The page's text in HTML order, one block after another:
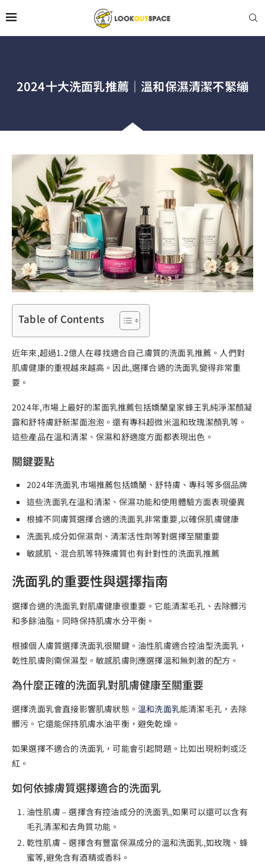
2024十大洗面乳推薦｜溫和保濕清潔不緊繃
Table of Contents
近年來,超過1.2億人在尋找適合自己膚質的洗面乳推薦 。人們對
肌膚健康的重視越來越高。因此,選擇合適的洗面乳變得非常重
要。
2024年,市場上最好的潔面乳推薦包括嬌蘭皇家蜂王乳純淨潔顏凝
露和舒特膚舒新潔面泡泡。還有專科超微米溫和玫瑰潔顏乳等。
這些產品在溫和清潔、保濕和舒適度方面都表現出色。
關鍵要點
2024年洗面乳市場推薦包括嬌蘭、舒特膚、專科等多個品牌
這些洗面乳在溫和清潔、保濕功能和使用體驗方面表現優異
根據不同膚質選擇合適的洗面乳非常重要,以確保肌膚健康
洗面乳成分如保濕劑、清潔活性劑等對選擇至關重要
敏感肌、混合肌等特殊膚質也有針對性的洗面乳推薦
洗面乳的重要性與選擇指南
選擇合適的洗面乳對肌膚健康很重要。它能清潔毛孔、去除髒污
和多餘油脂。同時保持肌膚水分平衡。
根據個人膚質選擇洗面乳很關鍵。油性肌膚適合控油型洗面乳，
乾性肌膚則需保濕型。敏感肌膚則應選擇溫和無刺激的配方。
為什麼正確的洗面乳對肌膚健康至關重要
選擇洗面乳會直接影響肌膚狀態。 溫和洗面乳能清潔毛孔，去除
髒污。它還能保持肌膚水油平衡，避免乾燥。
如果選擇不適合的洗面乳，可能會引起問題。比如出現粉刺或泛
紅。
如何依據膚質選擇適合的洗面乳
油性肌膚 – 選擇含有控油成分的洗面乳,如果可以還可以含有
毛孔清潔和去角質功能。
乾性肌膚 – 選擇含有豐富保濕成分的溫和洗面乳,如玫瑰、蜂
蜜等,避免含有酒精或香料。